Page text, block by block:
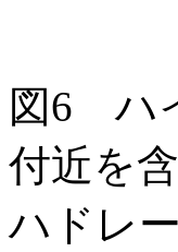
図6 ハ
付近を
ハドレ